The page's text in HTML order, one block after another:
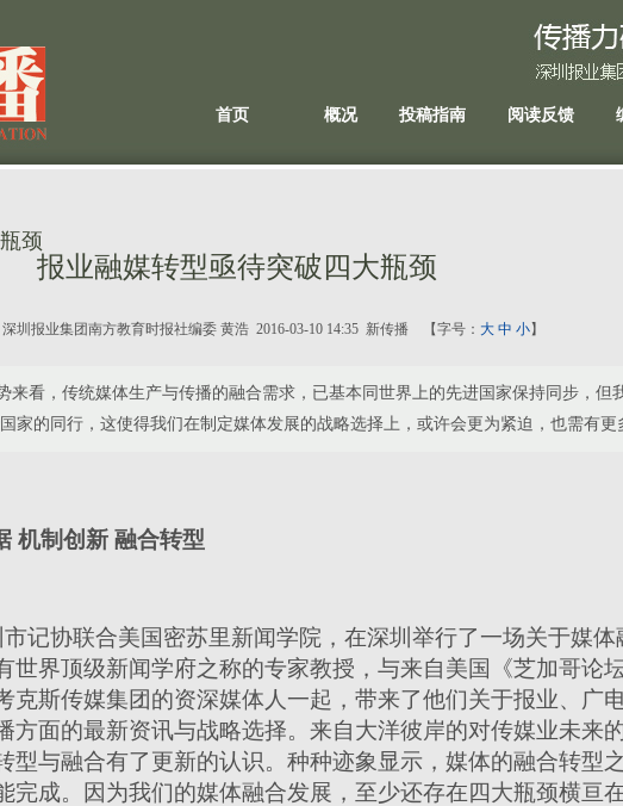
首页 概况 投稿指南 阅读反馈
颈
报业融媒转型亟待突破四大瓶颈
深圳报业集团南方教育时报社编委 黄浩2016-03-10 14:35 新传播 【字号： 大 中 小】
看，传统媒体生产与传播的融合需求，已基本同世界上的先进国家保持同步，但
家的同行，这使得我们在制定媒体发展的战略选择上，或许会更为紧迫，也需有更
机制创新 融合转型
记协联合美国密苏里新闻学院，在深圳举行了一场关于媒
世界顶级新闻学府之称的专家教授，与来自美国《芝加哥论
克斯传媒集团的资深媒体人一起，带来了他们关于报业、广
方面的最新资讯与战略选择。来自大洋彼岸的对传媒业未来
型与融合有了更新的认识。种种迹象显示，媒体的融合转型
完成。因为我们的媒体融合发展，至少还存在四大瓶颈横亘